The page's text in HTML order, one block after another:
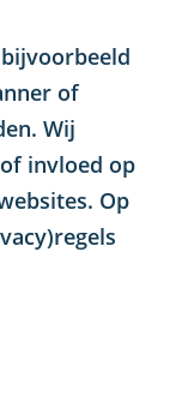
of
Wij
invloed op
Op